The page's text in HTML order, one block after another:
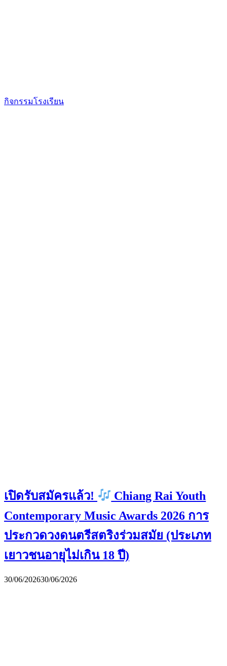
กิจกรรมโรงเรียน
เปิดรับสมัครแล้ว!
Chiang Rai Youth
Contemporary Music Awards 2026 การ
ประกวดวงดนตรีสตริงร่วมสมัย (ประเภท
เยาวชนอายุไม่เกิน 18 ปี)
30/06/202630/06/2026